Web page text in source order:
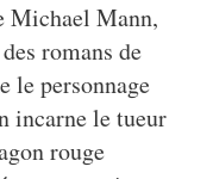
Michael Mann,
romans de
le personnage
incarne le tueur
rouge